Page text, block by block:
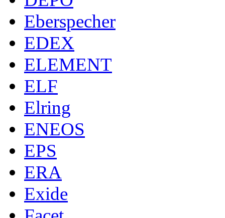
Eberspecher
EDEX
ELEMENT
ELF
Elring
ENEOS
EPS
ERA
Exide